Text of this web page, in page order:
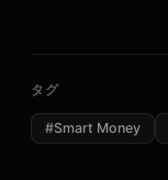
タグ
#Smart Money